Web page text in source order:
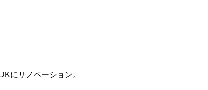
にリノベーション。